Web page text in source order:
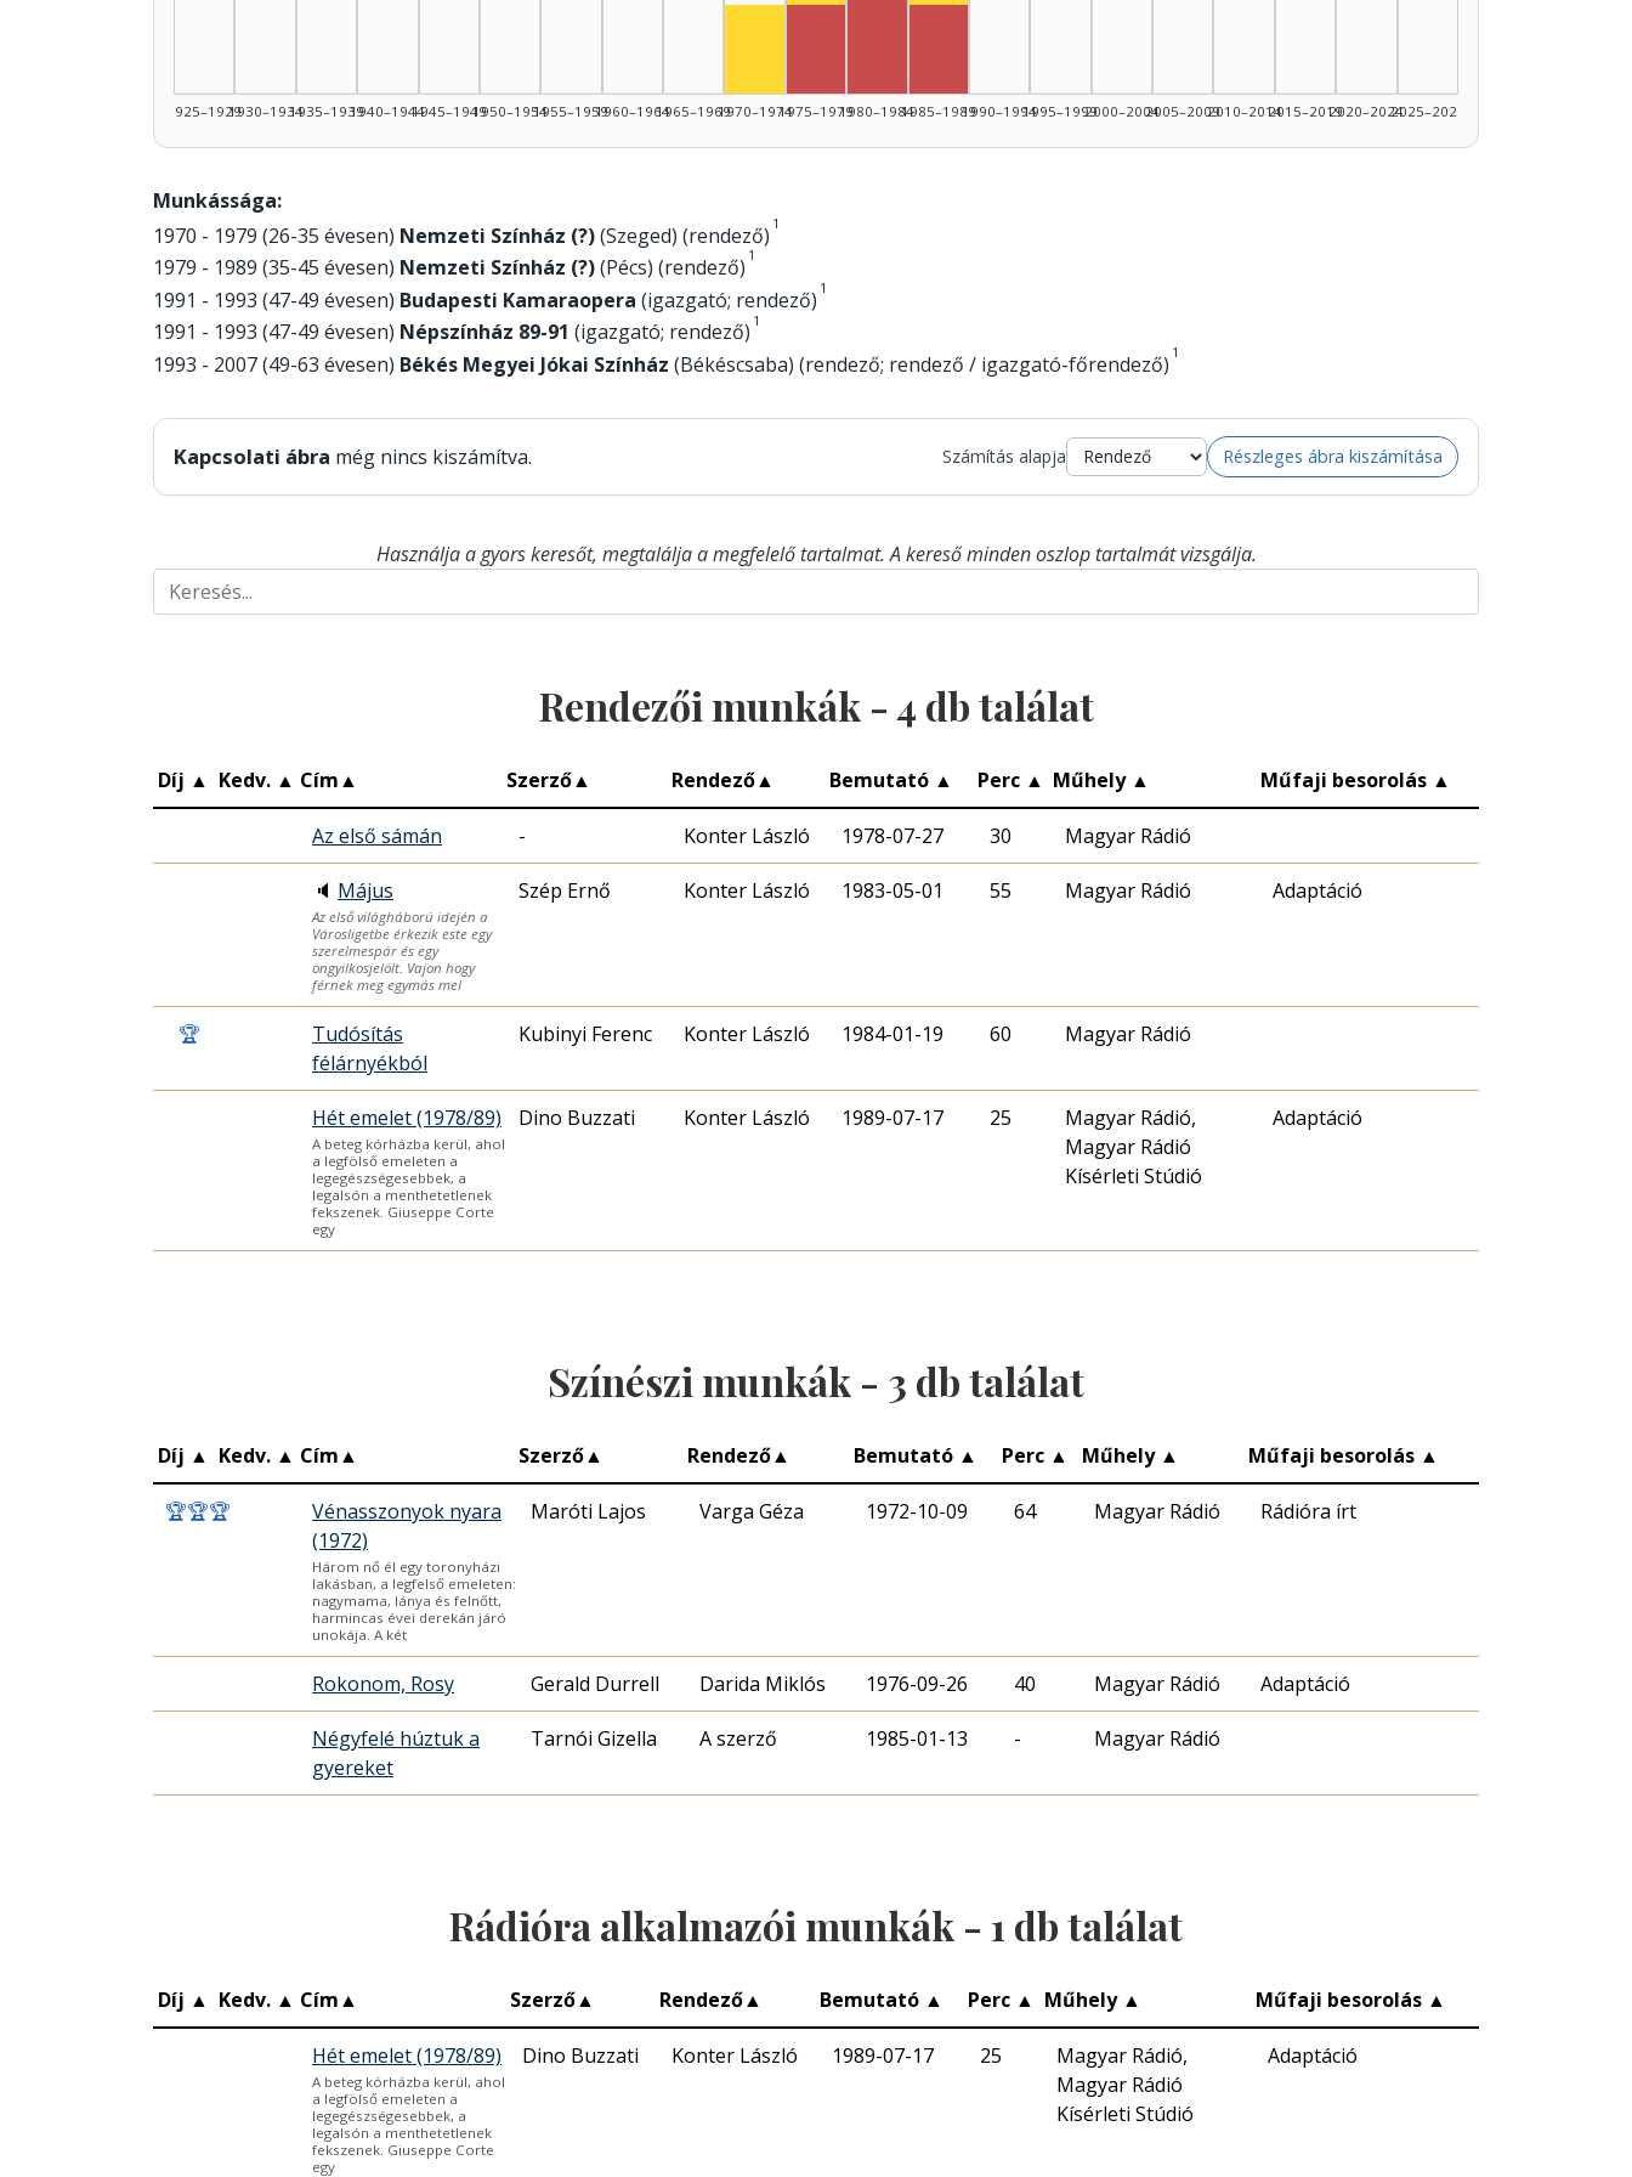
1925–19291930–19341935–19391940–19441945–19491950–19541955–19591960–19641965–19691970–19741975–19791980–19841985–19891990–19941995–19992000–20042005–20092010–20142015–20192020–20242025–2026
Munkássága:
1970 - 1979 (26-35 évesen) Nemzeti Színház (?)(Szeged) (rendező) 1
1979 - 1989 (35-45 évesen) Nemzeti Színház (?)(Pécs) (rendező) 1
1991 - 1993 (47-49 évesen) Budapesti Kamaraopera (igazgató; rendező) 1
1991 - 1993 (47-49 évesen) Népszínház 89-91 (igazgató; rendező) 1
1993 - 2007 (49-63 évesen) Békés Megyei Jókai Színház (Békéscsaba) (rendező; rendező / igazgató-főrendező) 1
Kapcsolati ábra még nincs kiszámítva. Számítás alapja Részleges ábra kiszámítása
Használja a gyors keresőt, megtalálja a megfelelő tartalmat. A kereső minden oszlop tartalmát vizsgálja.
Rendezői munkák -4 db találat
Díj ▲ Kedv. ▲ Cím▲ Szerző▲ Rendező▲ Bemutató ▲ Perc ▲ Műhely ▲ Műfaji besorolás ▲
Az első sámán - Konter László 1978-07-27 30 Magyar Rádió
🔈 Május
Az első világháború idején a
Városligetbe érkezik este egy
szerelmespár és egy
öngyilkosjelölt. Vajon hogy
férnek meg egymás mel
Szép Ernő Konter László 1983-05-01 55 Magyar Rádió Adaptáció
🏆
Tudósítás
félárnyékból
Kubinyi Ferenc Konter László 1984-01-19 60 Magyar Rádió
Hét emelet (1978/89)
A beteg kórházba kerül, ahol
a legfölső emeleten a
legegészségesebbek, a
legalsón a menthetetlenek
fekszenek. Giuseppe Corte
egy
Dino Buzzati Konter László 1989-07-17 25
Magyar Rádió,
Magyar Rádió
Kísérleti Stúdió
Adaptáció
Színészi munkák - 3 db találat
Díj ▲ Kedv. ▲ Cím▲ Szerző▲ Rendező▲ Bemutató ▲ Perc ▲ Műhely ▲ Műfaji besorolás ▲
🏆🏆🏆
Vénasszonyok nyara
(1972)
Három nő él egy toronyházi
lakásban, a legfelső emeleten:
nagymama, lánya és felnőtt,
harmincas évei derekán járó
unokája. A két
Maróti Lajos Varga Géza 1972-10-09 64 Magyar Rádió Rádióra írt
Rokonom, Rosy Gerald Durrell Darida Miklós 1976-09-26 40 Magyar Rádió Adaptáció
Négyfelé húztuk a
gyereket
Tarnói Gizella A szerző 1985-01-13 - Magyar Rádió
Rádióra alkalmazói munkák - 1 db találat
Díj ▲ Kedv. ▲ Cím▲ Szerző▲ Rendező▲ Bemutató ▲ Perc ▲ Műhely ▲ Műfaji besorolás ▲
Hét emelet (1978/89)
A beteg kórházba kerül, ahol
a legfölső emeleten a
legegészségesebbek, a
legalsón a menthetetlenek
fekszenek. Giuseppe Corte
egy
Dino Buzzati Konter László 1989-07-17 25
Magyar Rádió,
Magyar Rádió
Kísérleti Stúdió
Adaptáció